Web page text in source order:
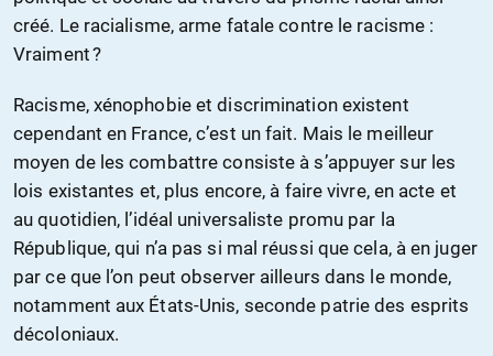
créé. Le racialisme, arme fatale contre le racisme :
Vraiment ?
Racisme, xénophobie et discrimination existent
cependant en France, c’est un fait. Mais le meilleur
moyen de les combattre consiste à s’appuyer sur les
lois existantes et, plus encore, à faire vivre, en acte et
au quotidien, l’idéal universaliste promu par la
République, qui n’a pas si mal réussi que cela, à en juger
par ce que l’on peut observer ailleurs dans le monde,
notamment aux États-Unis, seconde patrie des esprits
décoloniaux.